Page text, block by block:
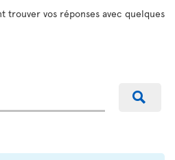
trouver vos réponses avec quelques